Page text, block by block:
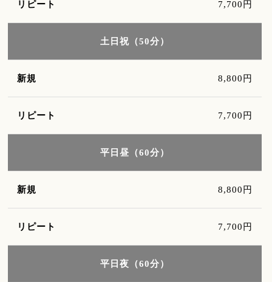
7,700円
土日祝（50分）
8,800円
7,700円
平日昼（60分）
8,800円
7,700円
平日夜（60分）